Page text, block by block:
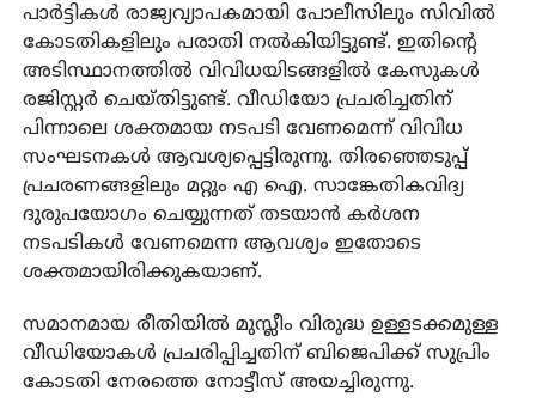
പാർട്ടികൾ രാജ്യവ്യാപകമായി പോലീസിലും സിവിൽ
കോടതികളിലും പരാതി നൽകിയിട്ടുണ്ട്. ഇതിന്റെ
അടിസ്ഥാനത്തിൽ വിവിധയിടങ്ങളിൽ കേസുകൾ
രജിസ്റ്റർ ചെയ്തിട്ടുണ്ട്. വീഡിയോ പ്രചരിച്ചതിന്
പിന്നാലെ ശക്തമായ നടപടി വേണമെന്ന് വിവിധ
സംഘടനകൾ ആവശ്യപ്പെട്ടിരുന്നു. തിരഞ്ഞെടുപ്പ്
പ്രചരണങ്ങളിലും മറ്റും എ ഐ. സാങ്കേതികവിദ്യ
ദുരുപയോഗം ചെയ്യുന്നത് തടയാൻ കർശന
നടപടികൾ വേണമെന്ന ആവശ്യം ഇതോടെ
ശക്തമായിരിക്കുകയാണ്.
സമാനമായ രീതിയിൽ മുസ്ലീം വിരുദ്ധ ഉള്ളടക്കമുള്ള
വീഡിയോകൾ പ്രചരിപ്പിച്ചതിന് ബിജെപിക്ക് സുപ്രിം
കോടതി നേരത്തെ നോട്ടീസ് അയച്ചിരുന്നു.